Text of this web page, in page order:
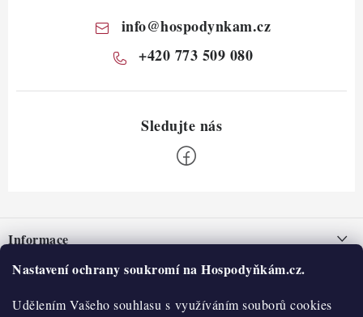
Nastavení ochrany soukromí na Hospodyňkám.cz.
Udělením Vašeho souhlasu s využíváním souborů cookies
info@hospodynkam.cz
+420 773 509 080
pInformace
Nepřevzetí zásilky na dobírku
Obchodní podmínky
O nás
Historie